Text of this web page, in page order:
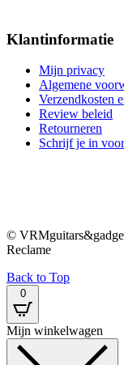
Klantinformatie
Mijn privacy
Algemene
Verzendkosten
Review beleid
Retourneren
Schrijf je in
©
Reclame
Back to Top
0
Mijn winkelwagen